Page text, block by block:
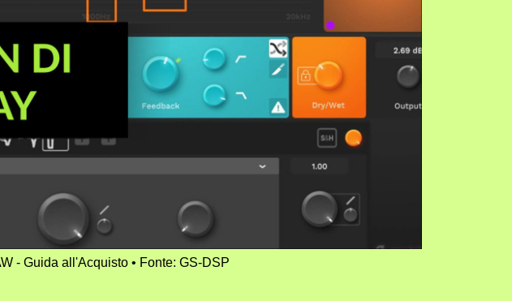
- Guida all'Acquisto Fonte: GS-DSP